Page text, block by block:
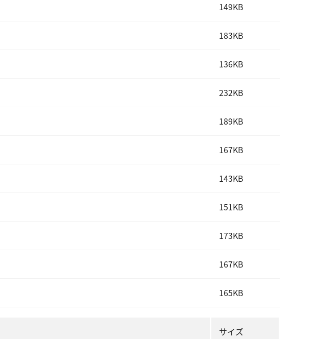
149KB
183KB
136KB
232KB
189KB
167KB
143KB
151KB
173KB
167KB
165KB
サイズ